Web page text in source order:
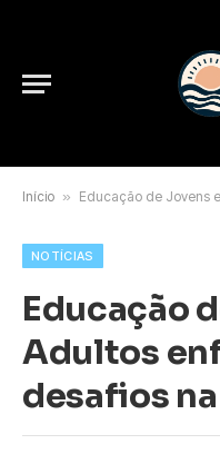
Início » Educação de Jovens e
NOTÍCIAS
Educação
Adultos
desafios